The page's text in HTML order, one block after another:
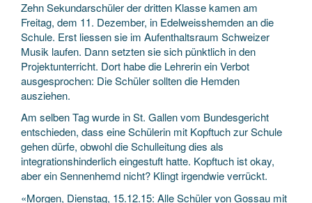
Zehn Sekundarschüler der dritten Klasse kamen am
Freitag, dem 11. Dezember, in Edelweisshemden an die
Schule. Erst liessen sie im Aufenthaltsraum Schweizer
Musik laufen. Dann setzten sie sich pünktlich in den
Projektunterricht. Dort habe die Lehrerin ein Verbot
ausgesprochen: Die Schüler sollten die Hemden
ausziehen.
Am selben Tag wurde in St. Gallen vom Bundesgericht
entschieden, dass eine Schülerin mit Kopftuch zur Schule
gehen dürfe, obwohl die Schulleitung dies als
integrationshinderlich eingestuft hatte. Kopftuch ist okay,
aber ein Sennenhemd nicht? Klingt irgendwie verrückt.
«Morgen, Dienstag, 15.12.15: Alle Schüler von Gossau mit